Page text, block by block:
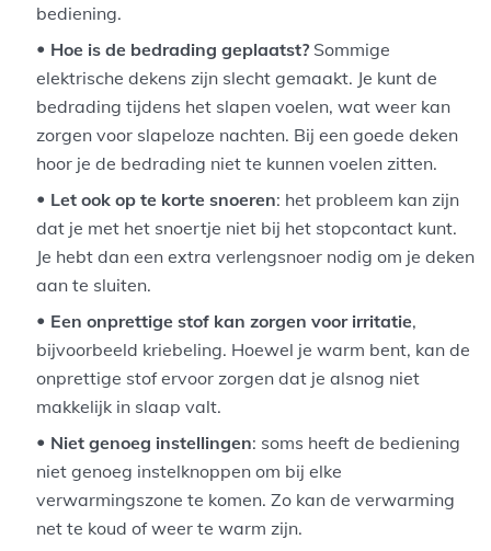
bediening.
Hoe is de bedrading geplaatst? Sommige
elektrische dekens zijn slecht gemaakt. Je kunt de
bedrading tijdens het slapen voelen, wat weer kan
zorgen voor slapeloze nachten. Bij een goede deken
hoor je de bedrading niet te kunnen voelen zitten.
Let ook op te korte snoeren: het probleem kan zijn
dat je met het snoertje niet bij het stopcontact kunt.
Je hebt dan een extra verlengsnoer nodig om je deken
aan te sluiten.
Een onprettige stof kan zorgen voor irritatie,
bijvoorbeeld kriebeling. Hoewel je warm bent, kan de
onprettige stof ervoor zorgen dat je alsnog niet
makkelijk in slaap valt.
Niet genoeg instellingen: soms heeft de bediening
niet genoeg instelknoppen om bij elke
verwarmingszone te komen. Zo kan de verwarming
net te koud of weer te warm zijn.